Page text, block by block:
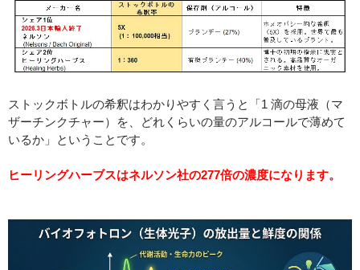
ストックボトルの希釈はわかりやすく言うと「1 滴の母液（マ
ザーチンクチャー）を、どれくらいの量のアルコールで薄めて
いるか」ということです。
ヒーリングハーブスはネルソン社の277倍の濃度になります。